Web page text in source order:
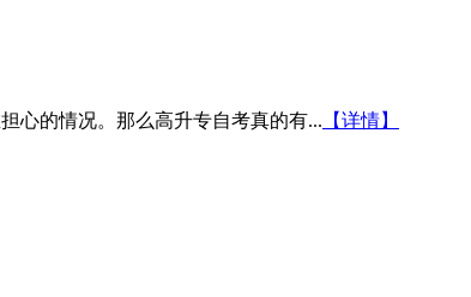
心的情况。那么高升专自考真的有... 【详情】